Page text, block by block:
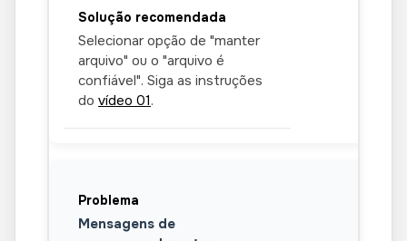
Selecionar opção de "manter
arquivo" ou o "arquivo é
confiável". Siga as instruções
do vídeo 01.
Mensagens de